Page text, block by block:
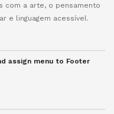
com a arte, o pensamento
e linguagem acessível.
assign menu to Footer